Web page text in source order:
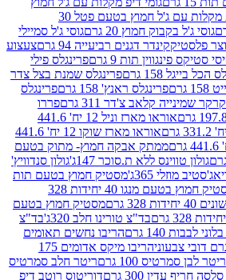
גומי דיפ מקלות עם ג'ל חמוץ בטעם פטל 30
חמוץ 20 גרם
גוסי ג'ל סמיילי
קינדר דגנים רביעייה 94 גרם
צעצוע
תות 9 גרם
פרינגלס פילי
פרינגלס שמנת בצל צדר
פרינגלס ראנץ' 158 גרם
פרינגלס
צ'דר 311 גרם
פררו
אוראו מארז וניל 12 יח' 441.6
אוראו מארז שוקו 12 יח' 441.6
ממתק אבקה חמוץ- מתוק בטעם
ללא ת.סוכר 147ג'
גולון סנדוויץ'
מסטיק חמוץ בטעם תות
מסטיק חמוץ בטעם מנגו 40 יחידות 328
מסטיק חמוץ בטעם
בד"צ טורינו חלב 320ג'
בד"צ
הריבו נחשים תאומים
הריבו מיקס אדומים 175
100 גרם
ריטר חלב סמרטיס
גרם
דוריטוס רוטב דיפ